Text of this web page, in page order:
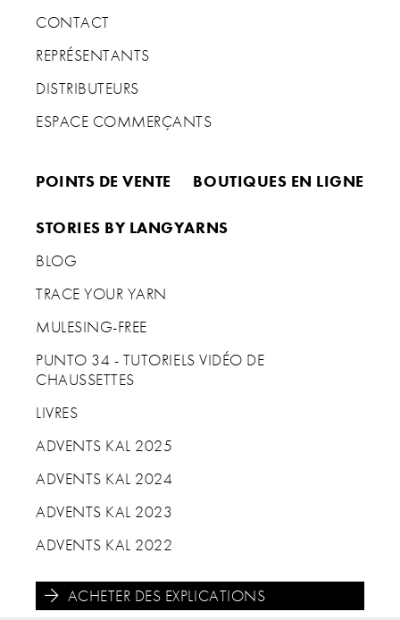
CONTACT
REPRÉSENTANTS
DISTRIBUTEURS
ESPACE COMMERÇANTS
POINTS DE VENTE BOUTIQUES EN LIGNE
STORIES BY LANGYARNS
BLOG
TRACE YOUR YARN
MULESING-FREE
PUNTO 34 - TUTORIELS VIDÉO DE
CHAUSSETTES
LIVRES
ADVENTS KAL 2025
ADVENTS KAL 2024
ADVENTS KAL 2023
ADVENTS KAL 2022
ACHETER DES EXPLICATIONS